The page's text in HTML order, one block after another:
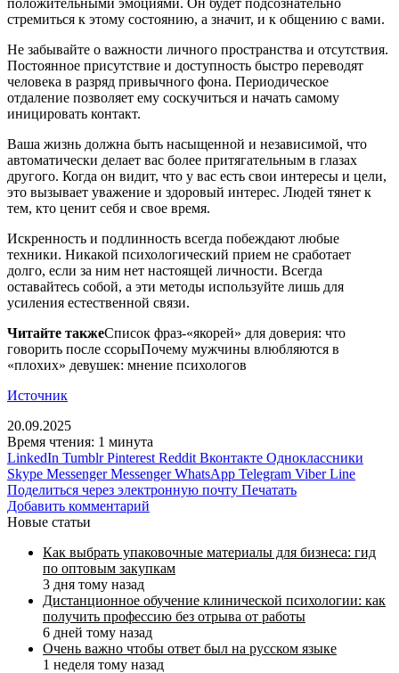
стремиться к этому состоянию, а значит, и к общению с вами.
Не забывайте о важности личного пространства и отсутствия.
Постоянное присутствие и доступность быстро переводят
человека в разряд привычного фона. Периодическое
отдаление позволяет ему соскучиться и начать самому
иницировать контакт.
Ваша жизнь должна быть насыщенной и независимой, что
автоматически делает вас более притягательным в глазах
другого. Когда он видит, что у вас есть свои интересы и цели,
это вызывает уважение и здоровый интерес. Людей тянет к
тем, кто ценит себя и свое время.
Искренность и подлинность всегда побеждают любые
техники. Никакой психологический прием не сработает
долго, если за ним нет настоящей личности. Всегда
оставайтесь собой, а эти методы используйте лишь для
усиления естественной связи.
Читайте такжеСписок фраз-«якорей» для доверия: что
говорить после ссорыПочему мужчины влюбляются в
«плохих» девушек: мнение психологов
Источник
20.09.2025
Время чтения: 1 минута
LinkedIn Tumblr Pinterest Reddit Вконтакте Одноклассники
Skype Messenger Messenger WhatsApp Telegram Viber Line
Поделиться через электронную почту Печатать
Добавить комментарий
Новые статьи
Как выбрать упаковочные материалы для бизнеса: гид
по оптовым закупкам
3 дня тому назад
Дистанционное обучение клинической психологии: как
получить профессию без отрыва от работы
6 дней тому назад
Очень важно чтобы ответ был на русском языке
1 неделя тому назад